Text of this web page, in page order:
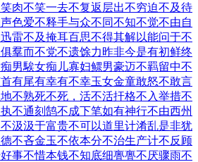
肉不笑一去不复返 层出不穷迫不及待
色爱不释手与众不同不知不觉不由自
迅雷不及掩耳百思不得其解以能问于不
羣而不党不遗馀力昨非今是有初鲜终
男騃女痴儿寡妇鳏男豪迈不羁留中不
有尾有幸有不幸玉女金童敢怒不敢言
不熟死不死，活不活扞格不入举措不
不通刻鹄不成下笔如有神行不由西州
不汲汲于富贵不可以道里计淆乱是非犹
不吝金玉不依本分不治生产计不反顾
事不惜本钱不知底细亹亹不厌骤雨不